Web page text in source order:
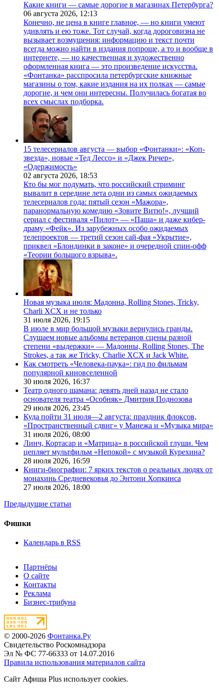
Какие книги — самые дорогие в магазинах Петербурга?
06 августа 2026, 12:13
Конечно, не цена в книге главное, — но книги умеют
удивлять и ею тоже. Тот случай, когда дороговизна не
вызывает возмущения: информацию и текст почти
всегда можно найти в издания попроще, а то и вообще в
интернете, — но качественная и художественно
оформленная книга — это произведение искусства.
«Фонтанка» расспросила петербургские книжные
магазины о том, какие издания на их полках — самые
дорогие, и чем они интересны. Получилась богатая во
всех смыслах подборка.
15 телесериалов августа — выбор «Фонтанки»: «Коп-
звезда», новые «Тед Лессо» и «Джек Ричер»,
«Одержимость»
02 августа 2026, 18:53
Кто бы мог подумать, что российский стриминг
вывалит в середине лета одни из самых ожидаемых
телесериалов года: пятый сезон «Мажора»,
паранормальную комедию «Зовите Витю!», лучший
сериал с фестиваля «Пилот» — «Паша» и даже кибер-
драму «Фейк». Из зарубежных особо ожидаемых
телепроектов — третий сезон сай-фая «Укрытие»,
приквел «Блондинки в законе» и очередной спин-офф
«Теории большого взрыва».
Новая музыка июля: Мадонна, Rolling Stones, Tricky,
Charli XCX и не только
31 июля 2026, 19:15
В июле в мир большой музыки вернулись гранды.
Слушаем новые альбомы ветеранов сцены разной
степени «выдержки» — Мадонны, Rolling Stones, The
Strokes, а так же Tricky, Charlie XCX и Jack White.
Как смотреть «Человека-паука»: гид по фильмам
популярной киновселенной
30 июля 2026, 16:37
Театр одного шамана: девять дней назад не стало
основателя театра «Особняк» Дмитрия Поднозова
29 июля 2026, 23:45
Куда пойти 31 июля—2 августа: праздник флоксов,
«Пространственный сдвиг» у Манежа и «Музыка мира»
31 июля 2026, 08:00
Линч, Кортасар и «Матрица» в российской глуши. Чем
цепляет мультфильм «Непокой» с музыкой Курехина?
28 июля 2026, 16:59
Книги-биографии: 7 ярких текстов о реальных людях от
монахинь Средневековья до Энтони Хопкинса
27 июля 2026, 18:00
Предыдущие статьи
Фишки
Календарь в RSS
Партнёры
О сайте
Контакты
Реклама
Бизнес-трибуна
© 2000-2026 Фонтанка.Ру
Свидетельство Роскомнадзора
Эл № ФС 77-66333 от 14.07.2016
Правила использования материалов сайта
Сайт Афиша Plus использует cookies.